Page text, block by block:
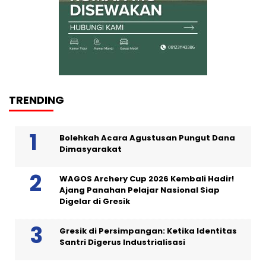
TRENDING
Bolehkah Acara Agustusan Pungut Dana
Dimasyarakat
WAGOS Archery Cup 2026 Kembali Hadir!
Ajang Panahan Pelajar Nasional Siap
Digelar di Gresik
Gresik di Persimpangan: Ketika Identitas
Santri Digerus Industrialisasi